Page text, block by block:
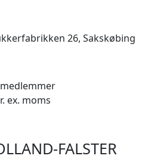
26, Sakskøbing
ex. moms
FALSTER